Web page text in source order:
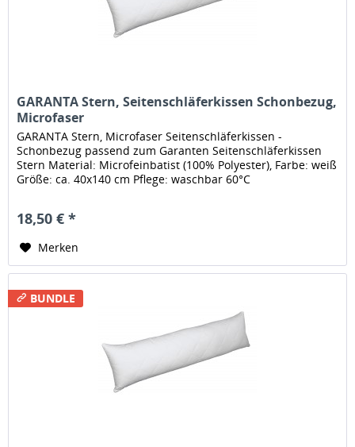
GARANTA Stern, Seitenschläferkissen Schonbezug,
Microfaser
GARANTA Stern, Microfaser Seitenschläferkissen -
Schonbezug passend zum Garanten Seitenschläferkissen
Stern Material: Microfeinbatist (100% Polyester), Farbe: weiß
Größe: ca. 40x140 cm Pflege: waschbar 60°C
18,50 € *
Merken
BUNDLE